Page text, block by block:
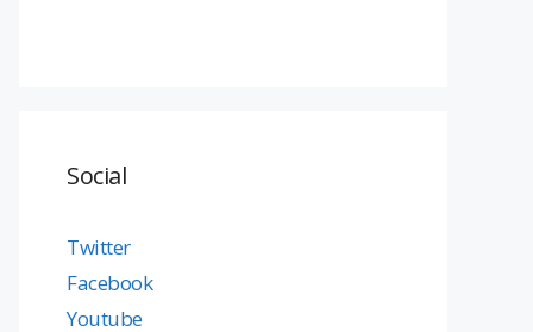
Social
Twitter
Facebook
Youtube